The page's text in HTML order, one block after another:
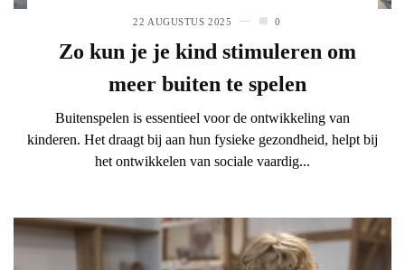
22 AUGUSTUS 2025 0
Zo kun je je kind stimuleren om
meer buiten te spelen
Buitenspelen is essentieel voor de ontwikkeling van
kinderen. Het draagt bij aan hun fysieke gezondheid, helpt bij
het ontwikkelen van sociale vaardig...